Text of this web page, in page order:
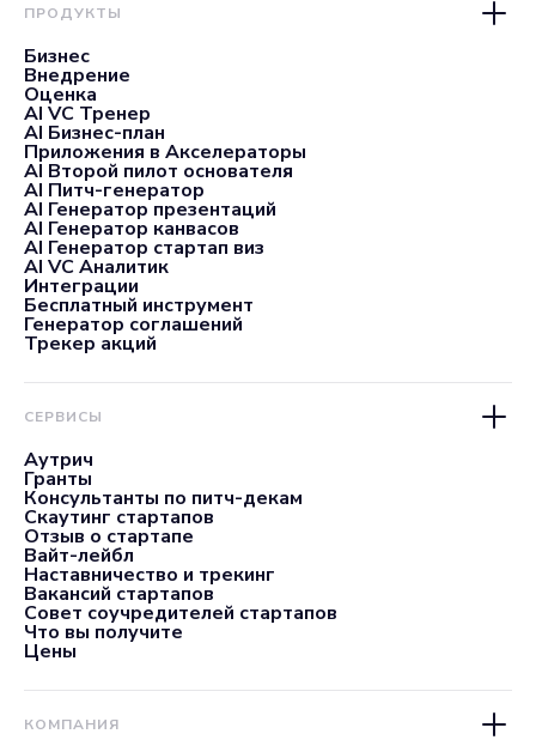
ПРОДУКТЫ
Бизнес
Внедрение
Оценка
AI VC Тренер
AI Бизнес-план
Приложения в Акселераторы
AI Второй пилот основателя
AI Питч-генератор
AI Генератор презентаций
AI Генератор канвасов
AI Генератор стартап виз
AI VC Аналитик
Интеграции
Бесплатный инструмент
Генератор соглашений
Трекер акций
СЕРВИСЫ
Аутрич
Гранты
Консультанты по питч-декам
Скаутинг стартапов
Отзыв о стартапе
Вайт-лейбл
Наставничество и трекинг
Вакансий стартапов
Совет соучредителей стартапов
Что вы получите
Цены
КОМПАНИЯ